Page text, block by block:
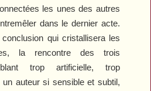
les unes des autres
dans le dernier acte.
conclusion qui cristallisera les
la rencontre des trois
trop artificielle, trop
auteur si sensible et subtil,